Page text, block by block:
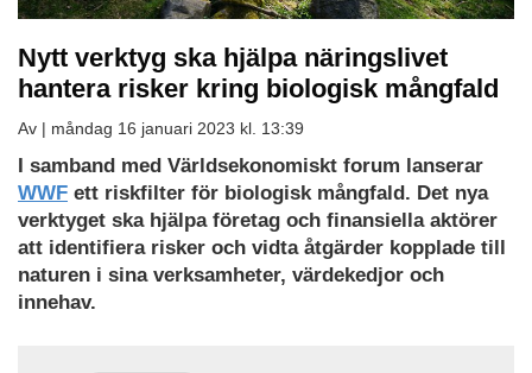
Nytt verktyg ska hjälpa näringslivet
hantera risker kring biologisk mångfald
Av | måndag 16 januari 2023 kl. 13:39
I samband med Världsekonomiskt forum lanserar
WWF ett riskfilter för biologisk mångfald. Det nya
verktyget ska hjälpa företag och finansiella aktörer
att identifiera risker och vidta åtgärder kopplade till
naturen i sina verksamheter, värdekedjor och
innehav.